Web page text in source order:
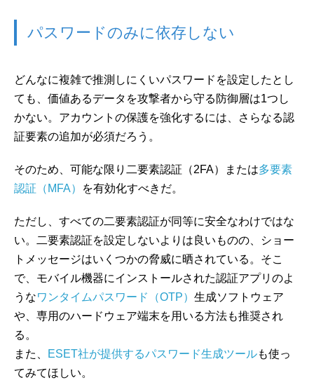
パスワードのみに依存しない
どんなに複雑で推測しにくいパスワードを設定したとし
ても、価値あるデータを攻撃者から守る防御層は1つし
かない。アカウントの保護を強化するには、さらなる認
証要素の追加が必須だろう。
そのため、可能な限り二要素認証（2FA）または多要素
認証（MFA）
を有効化すべきだ。
ただし、すべての二要素認証が同等に安全なわけではな
い。二要素認証を設定しないよりは良いものの、ショー
トメッセージはいくつかの脅威に晒されている。そこ
で、モバイル機器にインストールされた認証アプリのよ
うなワンタイムパスワード（OTP） 生成ソフトウェア
や、専用のハードウェア端末を用いる方法も推奨され
る。
また、
ESET社が提供するパスワード生成ツールも使っ
てみてほしい。